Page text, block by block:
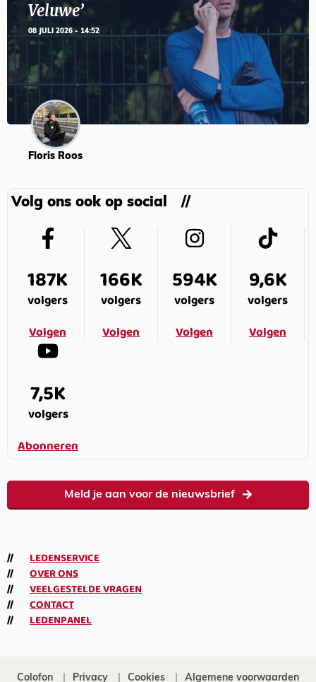
Veluwe’
08 JULI 2026 - 14:52
Floris Roos
Volg ons ook op social
187K
volgers
Volgen
166K
volgers
Volgen
594K
volgers
Volgen
9,6K
volgers
Volgen
7,5K
volgers
Abonneren
Meld je aan voor de nieuwsbrief
LEDENSERVICE
OVER ONS
VEELGESTELDE VRAGEN
CONTACT
LEDENPANEL
Colofon Privacy Cookies Algemene voorwaarden